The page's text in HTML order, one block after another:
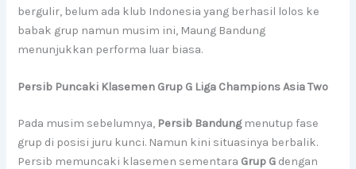
bergulir, belum ada klub Indonesia yang berhasil lolos ke
babak grup namun musim ini, Maung Bandung
menunjukkan performa luar biasa.
Persib Puncaki Klasemen Grup G Liga Champions Asia Two
Pada musim sebelumnya, Persib Bandungmenutup fase
grup di posisi juru kunci. Namun kini situasinya berbalik.
Persib memuncaki klasemen sementara Grup G dengan